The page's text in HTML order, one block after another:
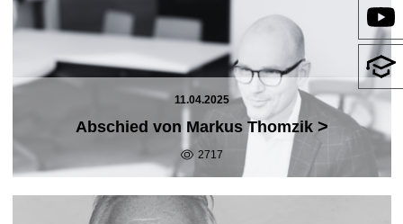
11.04.2025
Abschied von Markus Thomzik >
2717